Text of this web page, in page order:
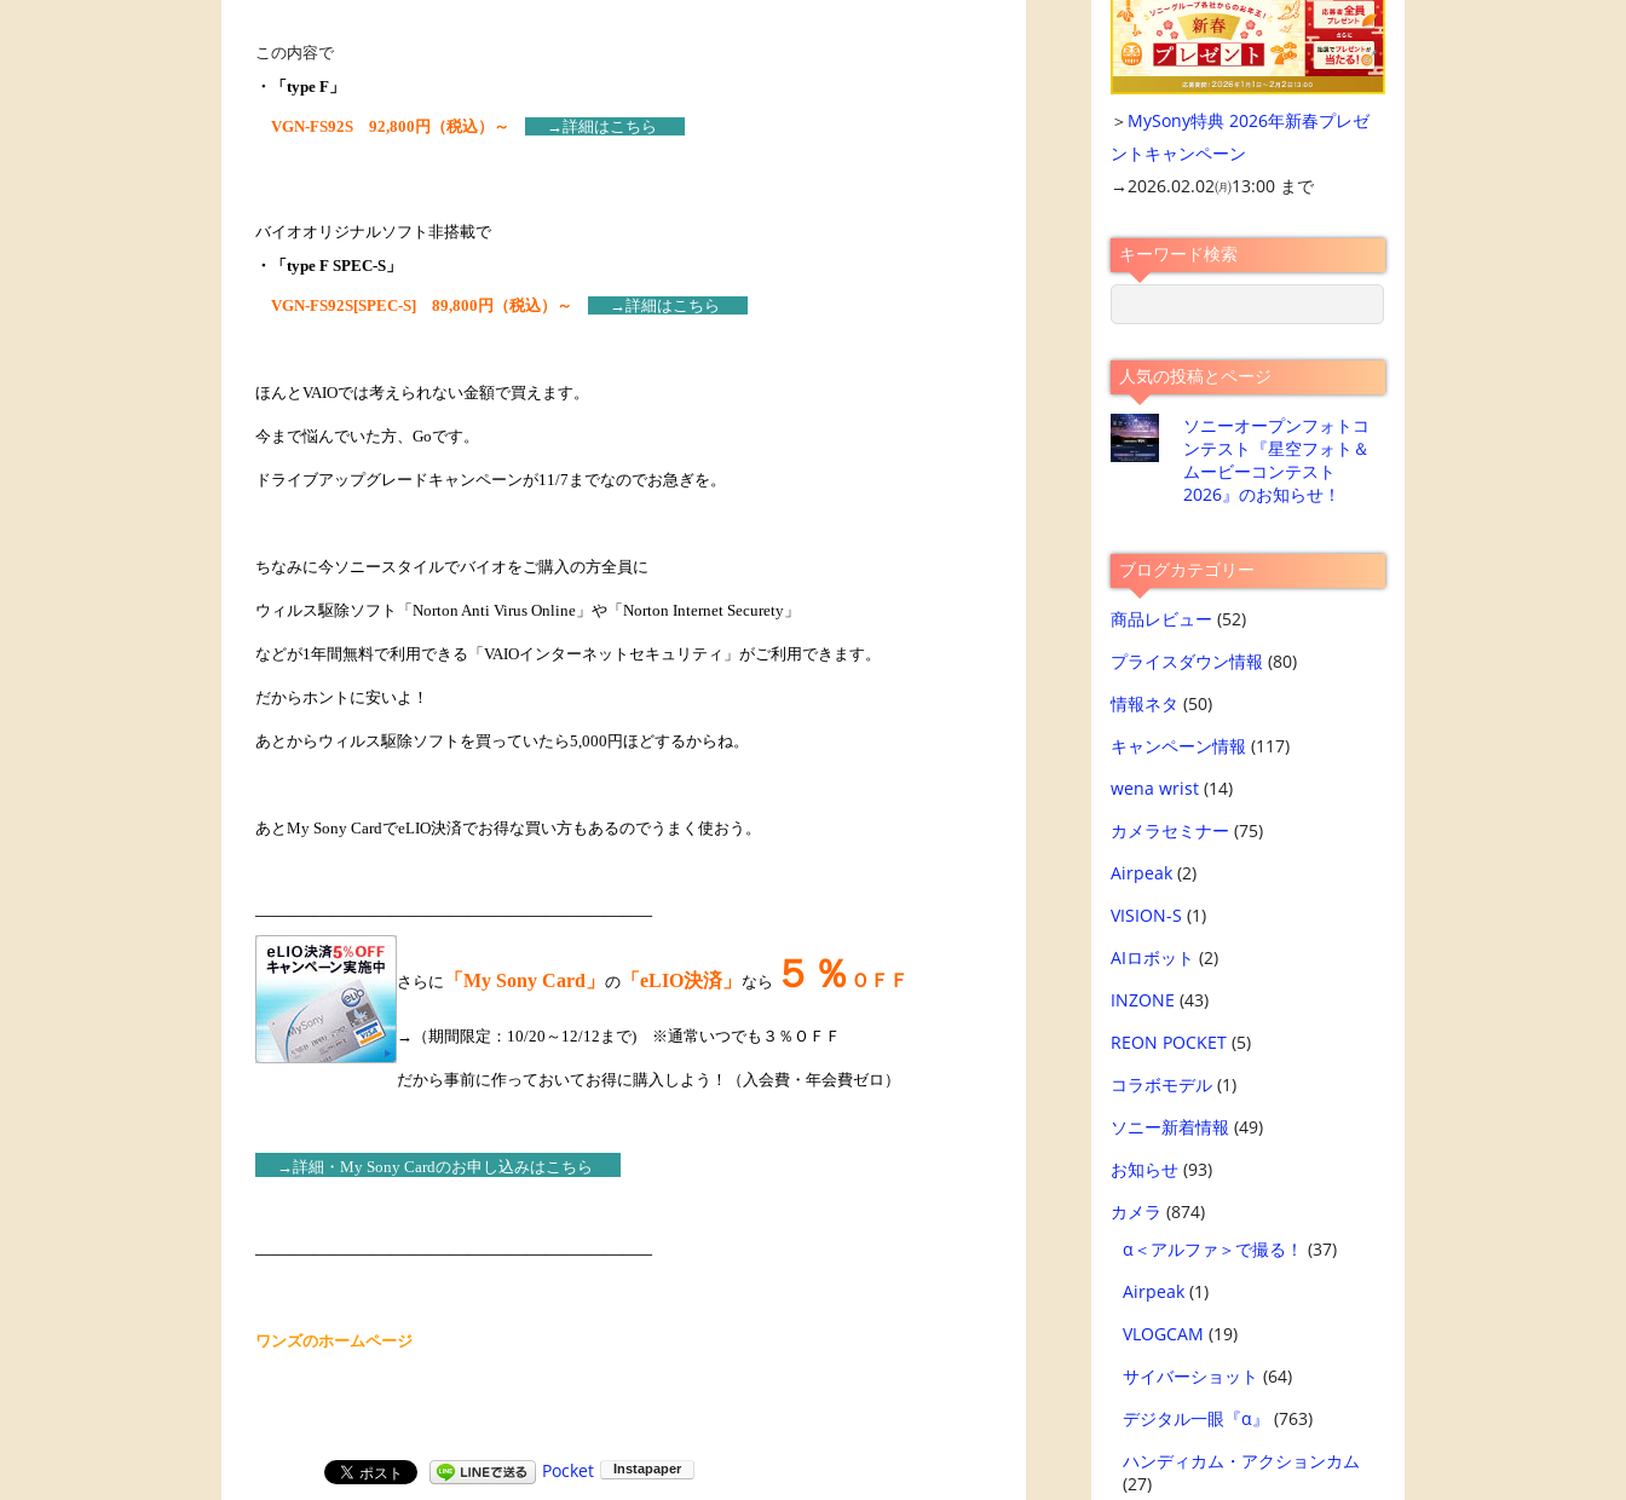
この内容で
・
「type F」
VGN-FS92S 92,800円（税込）～ →詳細はこちら
バイオオリジナルソフト非搭載で
・
「type F SPEC-S」
VGN-FS92S[SPEC-S] 89,800円（税込）～ →詳細はこちら
ほんとVAIOでは考えられない金額で買えます。
今まで悩んでいた方、Goです。
ドライブアップグレードキャンペーンが11/7までなのでお急ぎを。
ちなみに今ソニースタイルでバイオをご購入の方全員に
ウィルス駆除ソフト「Norton Anti Virus Online」や「Norton Internet Securety」
などが1年間無料で利用できる「VAIOインターネットセキュリティ」がご利用できます。
だからホントに安いよ！
あとからウィルス駆除ソフトを買っていたら5,000円ほどするからね。
あとMy Sony CardでeLIO決済でお得な買い方もあるのでうまく使おう。
————————————————————–
さらに 「My Sony Card」 の「eLIO決済」 なら ５％ ＯＦＦ
→（期間限定：10/20～12/12まで) ※通常いつでも３％ＯＦＦ
だから事前に作っておいてお得に購入しよう！（入会費・年会費ゼロ）
→詳細・My Sony Cardのお申し込みはこちら
————————————————————–
ワンズのホームページ
Pocket
＞ MySony特典 2026年新春プレゼ
ントキャンペーン
→2026.02.02㈪13:00 まで
キーワード検索
人気の投稿とページ
ソニーオープンフォトコ
ンテスト『星空フォト＆
ムービーコンテスト
2026』のお知らせ！
ブログカテゴリー
商品レビュー (52)
プライスダウン情報 (80)
情報ネタ (50)
キャンペーン情報 (117)
wena wrist(14)
カメラセミナー (75)
Airpeak(2)
VISION-S (1)
AIロボット (2)
INZONE (43)
REON POCKET(5)
コラボモデル(1)
ソニー新着情報 (49)
お知らせ(93)
カメラ (874)
α＜アルファ＞で撮る！ (37)
Airpeak(1)
VLOGCAM (19)
サイバーショット (64)
デジタル一眼『α』
(763)
ハンディカム・アクションカム
(27)